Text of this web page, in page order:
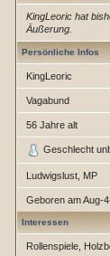
KingLeoric hat
Äußerung.
Persönliche Infos
KingLeoric
Vagabund
56 Jahre alt
Geschlecht
Ludwigslust, MP
Geboren amAug-
Interessen
Rollenspiele,